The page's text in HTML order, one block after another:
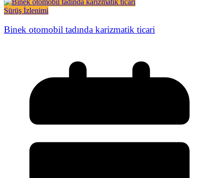
Sürüş İzlenimi
Binek otomobil tadında karizmatik ticari